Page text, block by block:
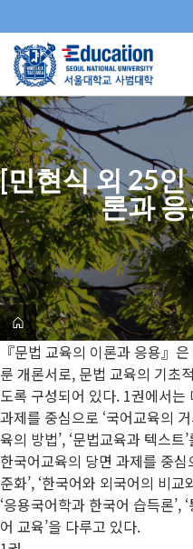
로
메
뉴
[민현식 외 25
론과
『문법 교육의 이론과 응용』
룬 개론서로, 문법 교육의 기초
도록 구성되어 있다. 1권에서
과제를 중심으로 ‘국어교육의
육의 방법’, ‘문법교육과 텍스
한국어교육의 당면 과제를 중
준화’, ‘한국어와 외국어의 비교
‘응용국어학과 한국어 습득론’,
어 교육’을 다루고 있다.